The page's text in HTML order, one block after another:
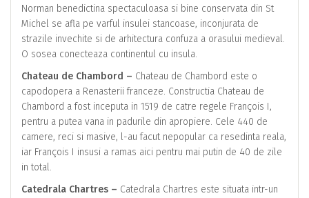
Norman benedictina spectaculoasa si bine conservata din St
Michel se afla pe varful insulei stancoase, inconjurata de
strazile invechite si de arhitectura confuza a orasului medieval.
O sosea conecteaza continentul cu insula.
Chateau de Chambord – Chateau de Chambord este o
capodopera a Renasterii franceze. Constructia Chateau de
Chambord a fost inceputa in 1519 de catre regele François I,
pentru a putea vana in padurile din apropiere. Cele 440 de
camere, reci si masive, l-au facut nepopular ca resedinta reala,
iar François I insusi a ramas aici pentru mai putin de 40 de zile
in total.
Catedrala Chartres – Catedrala Chartres este situata intr-un